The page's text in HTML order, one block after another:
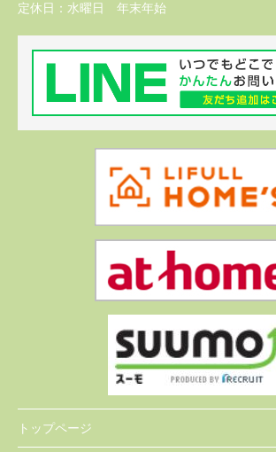
定休日： 水曜日 年末年始
トップページ